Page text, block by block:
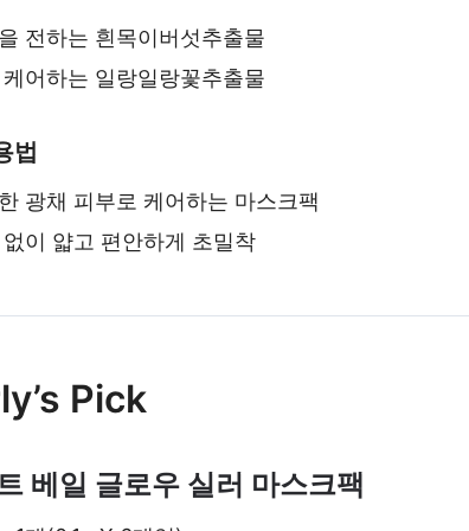
전하는 흰목이버섯추출물
케어하는 일랑일랑꽃추출물
법
광채 피부로 케어하는 마스크팩
이 얇고 편안하게 초밀착
Pick
베일 글로우 실러 마스크팩